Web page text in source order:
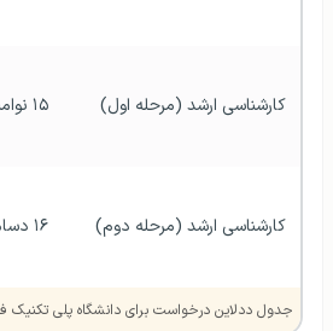
کارشناسی ارشد (مرحله اول) ۱۵ نوامبر تا ۱۵ دسامبر
کارشناسی ارشد (مرحله دوم) ۱۶ دسامبر تا ۱۵ آوریل
جدول ددلاین درخواست برای دانشگاه پلی تکنیک